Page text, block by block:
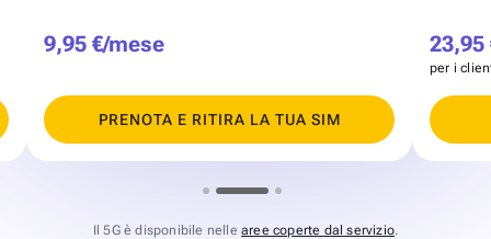
9,95 €/mese
PRENOTA E RITIRA LA TUA SIM
23,95
per i
Il 5G è disponibile nelle aree coperte dal servizio.